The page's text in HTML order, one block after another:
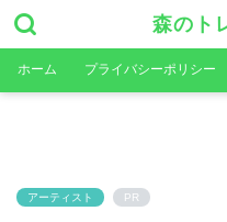
森のト
ホーム プライバシーポリシー
アーティスト PR